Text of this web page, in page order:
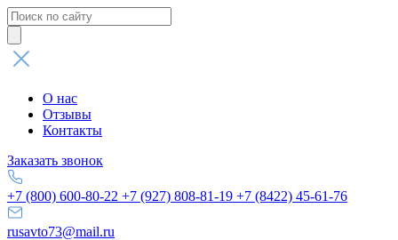
Поиск
товаров
О нас
Отзывы
Контакты
Заказать звонок
+7 (800) 600-80-22 +7 (927) 808-81-19 +7 (8422) 45-61-76
rusavto73@mail.ru